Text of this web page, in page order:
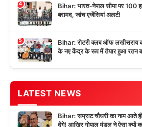
4
Bihar: भारत-नेपाल सीमा पर 100
बरामद, जांच एजेंसियां अलर्ट!
5
Bihar: रोटरी क्लब ऑफ लखीसराय
के नए केंद्र के रूप में तैयार हुआ रतन
LATEST NEWS
Bihar: सम्राट चौधरी का नाम आते
देंगे! आखिर गोपाल मंडल ने ऐसा क्यों